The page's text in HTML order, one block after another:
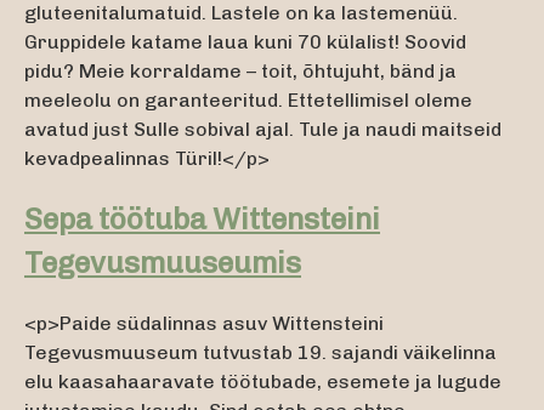
gluteenitalumatuid. Lastele on ka lastemenüü.
Gruppidele katame laua kuni 70 külalist! Soovid
pidu? Meie korraldame – toit, õhtujuht, bänd ja
meeleolu on garanteeritud. Ettetellimisel oleme
avatud just Sulle sobival ajal. Tule ja naudi maitseid
kevadpealinnas Türil!</p>
Sepa töötuba Wittensteini
Tegevusmuuseumis
<p>Paide südalinnas asuv Wittensteini
Tegevusmuuseum tutvustab 19. sajandi väikelinna
elu kaasahaaravate töötubade, esemete ja lugude